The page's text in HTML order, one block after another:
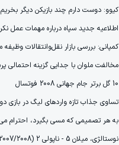
کیوو: دوست دارم چند بازیکن دیگر بخریم
اطلاعیه جدید سپاه درباره مهمات عمل
کمپانی: بررسی بازار نقل‌وانتقالات
مخالفت ملوان با جدایی گزینه احتمالی
10 گل برتر جام جهانی 2008 فوتسال
تساوی جذاب تازه واردهای لیگ در بازی
به هر تصمیمی که مسی بگیرد، احترام
نوستالژی، میلان 5 - ناپولی 2 (2007/2008)